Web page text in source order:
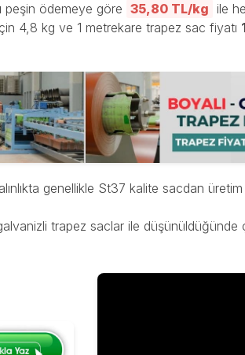
peşin ödemeye göre 35,80 TL/kg ile
4,8 kg ve 1 metrekare trapez sac fiyatı
genellikle St37 kalite sacdan
trapez saclar ile düşünüldüğünde